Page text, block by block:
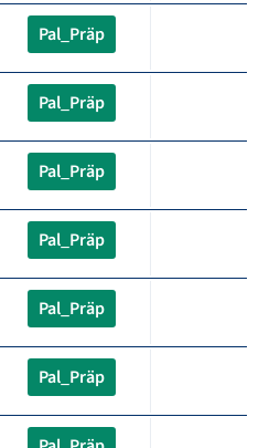
Pal_Präp
Pal_Präp
Pal_Präp
Pal_Präp
Pal_Präp
Pal_Präp